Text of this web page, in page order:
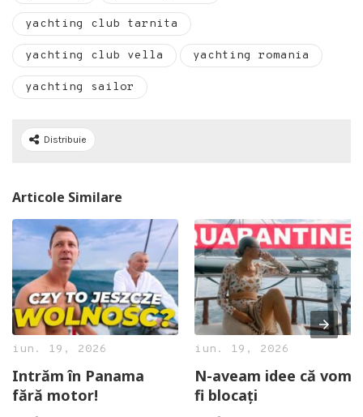
yachting club tarnita
yachting club vella yachting romania
yachting sailor
Distribuie
Articole Similare
iun. 19, 2026
Intrăm în Panama
fără motor!
iun. 19, 2026
N-aveam idee că vom
fi blocați